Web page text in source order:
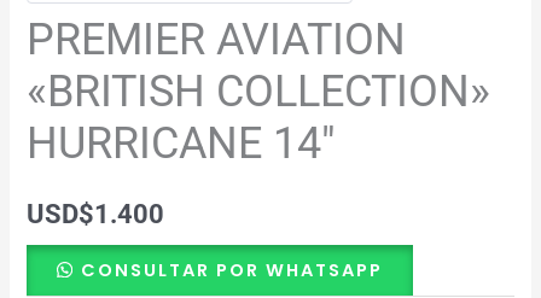
PREMIER AVIATION
«BRITISH COLLECTION»
HURRICANE 14″
USD$1.400
CONSULTAR POR WHATSAPP